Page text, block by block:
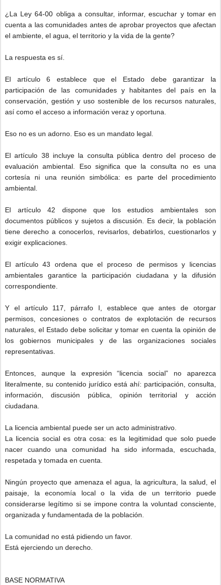
¿La Ley 64-00 obliga a consultar, informar, escuchar y tomar en
cuenta a las comunidades antes de aprobar proyectos que afectan
el ambiente, el agua, el territorio y la vida de la gente?
La respuesta es sí.
El artículo 6 establece que el Estado debe garantizar la
participación de las comunidades y habitantes del país en la
conservación, gestión y uso sostenible de los recursos naturales,
así como el acceso a información veraz y oportuna.
Eso no es un adorno. Eso es un mandato legal.
El artículo 38 incluye la consulta pública dentro del proceso de
evaluación ambiental. Eso significa que la consulta no es una
cortesía ni una reunión simbólica: es parte del procedimiento
ambiental.
El artículo 42 dispone que los estudios ambientales son
documentos públicos y sujetos a discusión. Es decir, la población
tiene derecho a conocerlos, revisarlos, debatirlos, cuestionarlos y
exigir explicaciones.
El artículo 43 ordena que el proceso de permisos y licencias
ambientales garantice la participación ciudadana y la difusión
correspondiente.
Y el artículo 117, párrafo I, establece que antes de otorgar
permisos, concesiones o contratos de explotación de recursos
naturales, el Estado debe solicitar y tomar en cuenta la opinión de
los gobiernos municipales y de las organizaciones sociales
representativas.
Entonces, aunque la expresión “licencia social” no aparezca
literalmente, su contenido jurídico está ahí: participación, consulta,
información, discusión pública, opinión territorial y acción
ciudadana.
La licencia ambiental puede ser un acto administrativo.
La licencia social es otra cosa: es la legitimidad que solo puede
nacer cuando una comunidad ha sido informada, escuchada,
respetada y tomada en cuenta.
Ningún proyecto que amenaza el agua, la agricultura, la salud, el
paisaje, la economía local o la vida de un territorio puede
considerarse legítimo si se impone contra la voluntad consciente,
organizada y fundamentada de la población.
La comunidad no está pidiendo un favor.
Está ejerciendo un derecho.
BASE NORMATIVA